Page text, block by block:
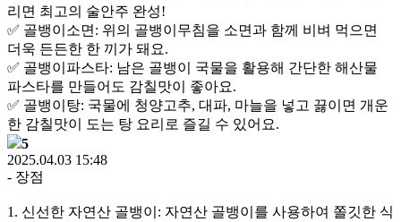
리면 최고의 술안주 완성!
✅ 골뱅이소면: 위의 골뱅이무침을 소면과 함께 비벼 먹으면
더욱 든든한 한 끼가 돼요.
✅ 골뱅이파스타: 남은 골뱅이 국물을 활용해 간단한 해산물
파스타를 만들어도 감칠맛이 좋아요.
✅ 골뱅이탕: 국물에 청양고추, 대파, 마늘을 넣고 끓이면 개운
한 감칠맛이 도는 탕 요리로 즐길 수 있어요.
5
2025.04.03 15:48
- 장점
1. 신선한 자연산 골뱅이: 자연산 골뱅이를 사용하여 쫄깃한 식